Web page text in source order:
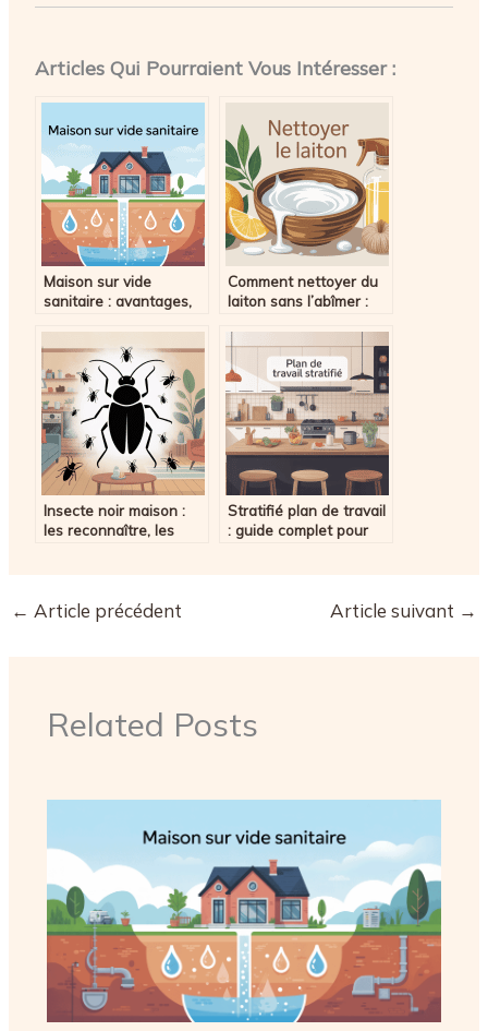
Articles Qui Pourraient Vous Intéresser :
Maison sur vide
sanitaire : avantages,
Comment nettoyer du
laiton sans l’abîmer :
Insecte noir maison :
les reconnaître, les
Stratifié plan de travail
: guide complet pour
← Article précédent Article suivant →
Related Posts